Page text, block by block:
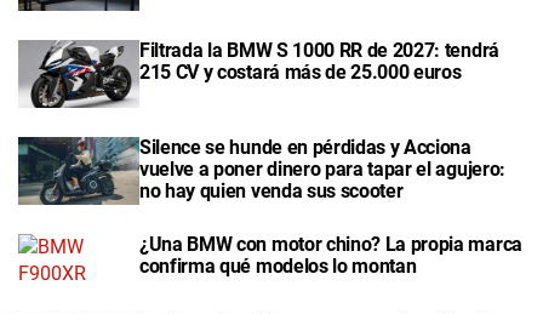
Filtrada la BMW S 1000 RR de 2027: tendrá
215 CV y costará más de 25.000 euros
Silence se hunde en pérdidas y Acciona
vuelve a poner dinero para tapar el agujero:
no hay quien venda sus scooter
¿Una BMW con motor chino? La propia marca
confirma qué modelos lo montan